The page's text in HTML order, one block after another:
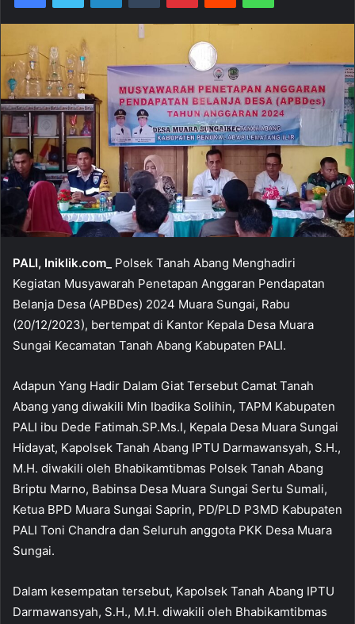
PALI, Iniklik.com_
Polsek Tanah Abang Menghadiri
Kegiatan Musyawarah Penetapan Anggaran Pendapatan
Belanja Desa (APBDes) 2024 Muara Sungai, Rabu
(20/12/2023), bertempat di Kantor Kepala Desa Muara
Sungai Kecamatan Tanah Abang Kabupaten PALI.
Adapun Yang Hadir Dalam Giat Tersebut Camat Tanah
Abang yang diwakili Min Ibadika Solihin, TAPM Kabupaten
PALI ibu Dede Fatimah.SP.Ms.I, Kepala Desa Muara Sungai
Hidayat, Kapolsek Tanah Abang IPTU Darmawansyah, S.H.,
M.H. diwakili oleh Bhabikamtibmas Polsek Tanah Abang
Briptu Marno, Babinsa Desa Muara Sungai Sertu Sumali,
Ketua BPD Muara Sungai Saprin, PD/PLD P3MD Kabupaten
PALI Toni Chandra dan Seluruh anggota PKK Desa Muara
Sungai.
Dalam kesempatan tersebut, Kapolsek Tanah Abang IPTU
Darmawansyah, S.H., M.H. diwakili oleh Bhabikamtibmas